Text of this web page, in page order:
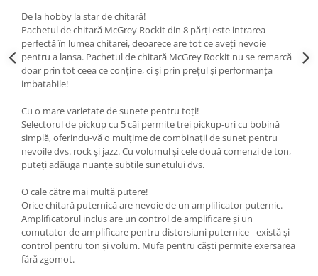
Triole / Melodica
Trompete
Trompete Bb
Trompete C
Trompete piccolo
Tuba
Instrumente cu coarde
Violoncel
Accesorii violoncel
Violoncel clasic
Violoncel electro-acustic
Viori
De la hobby la star de chitară!
Pachetul de chitară McGrey Rockit din 8 părți este intrarea
perfectă în lumea chitarei, deoarece are tot ce aveți nevoie
pentru a lansa. Pachetul de chitară McGrey Rockit nu se remarcă
doar prin tot ceea ce conține, ci și prin prețul și performanța
imbatabile!
Cu o mare varietate de sunete pentru toți!
Selectorul de pickup cu 5 căi permite trei pickup-uri cu bobină
simplă, oferindu-vă o mulțime de combinații de sunet pentru
nevoile dvs. rock și jazz. Cu volumul și cele două comenzi de ton,
puteți adăuga nuanțe subtile sunetului dvs.
O cale către mai multă putere!
Orice chitară puternică are nevoie de un amplificator puternic.
Amplificatorul inclus are un control de amplificare și un
comutator de amplificare pentru distorsiuni puternice - există și
control pentru ton și volum. Mufa pentru căști permite exersarea
fără zgomot.